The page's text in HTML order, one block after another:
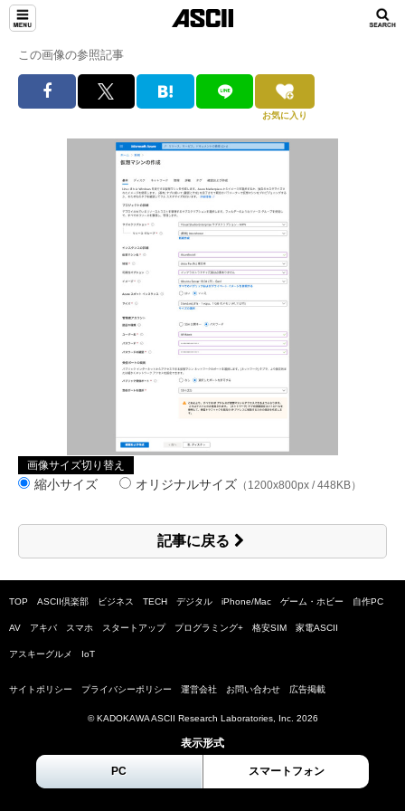
この画像の参照記事
お気に入り
画像サイズ切り替え
縮小サイズ オリジナルサイズ （1200x800px / 448KB）
記事に戻る
TOP ASCII倶楽部 ビジネス TECH デジタル iPhone/Mac ゲーム・ホビー 自作PC
AV アキバ スマホ スタートアップ プログラミング+ 格安SIM 家電ASCII
アスキーグルメ IoT
サイトポリシー プライバシーポリシー 運営会社 お問い合わせ 広告掲載
© KADOKAWA ASCII Research Laboratories, Inc. 2026
表示形式
PC スマートフォン